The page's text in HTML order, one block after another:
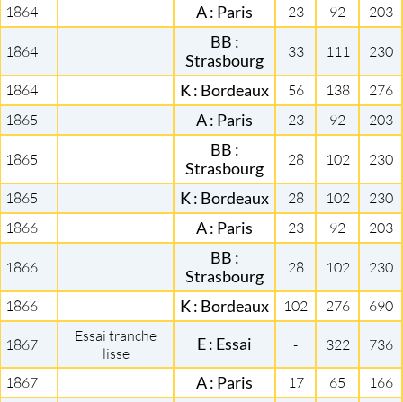
1864 A : Paris 23 92 203
1864
BB :
Strasbourg
33 111 230
1864 K : Bordeaux 56 138
276
1865
A : Paris 23 92 203
1865
BB :
Strasbourg
28 102 230
1865 K : Bordeaux 28 102
230
1866
A : Paris 23 92 203
1866
BB :
Strasbourg
28 102 230
1866 K : Bordeaux 102 276 690
1867
Essai tranche
lisse
E : Essai - 322 736
1867 A : Paris 17 65 166